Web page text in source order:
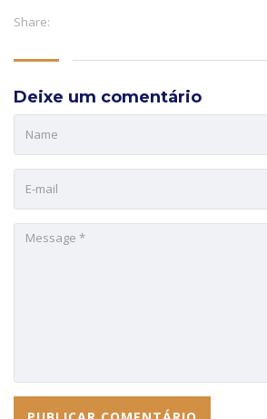
Share:
Deixe um comentário